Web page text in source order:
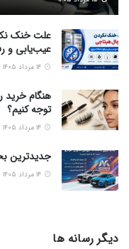
علت خنک
عیب‌یابی و
هنگام خرید
توجه کنیم؟
جدیدترین
دیگر رسانه ها